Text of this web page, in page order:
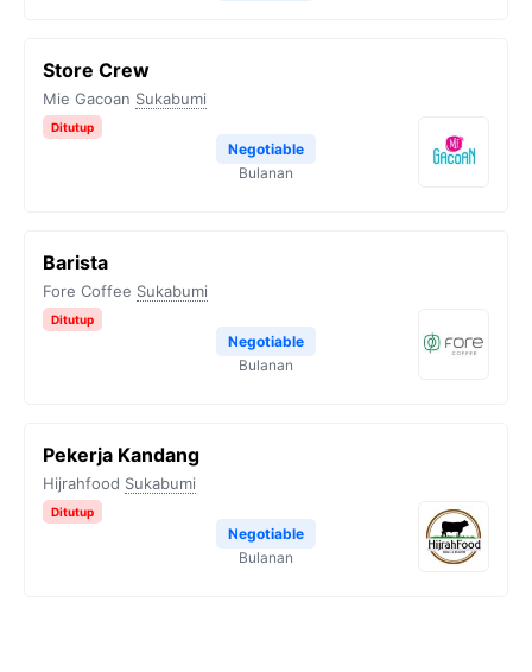
Store Crew
Mie Gacoan Sukabumi
Ditutup
Negotiable
Bulanan
Barista
Fore Coffee Sukabumi
Ditutup
Negotiable
Bulanan
Pekerja Kandang
Hijrahfood Sukabumi
Ditutup
Negotiable
Bulanan